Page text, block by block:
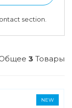
section.
3 Товары
NEW